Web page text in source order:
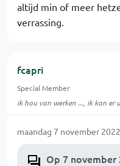
altijd min of meer
verrassing.
fcapri
Special Member
ik hou van werken ..., ik kan er
maandag 7 november
Op 7 november